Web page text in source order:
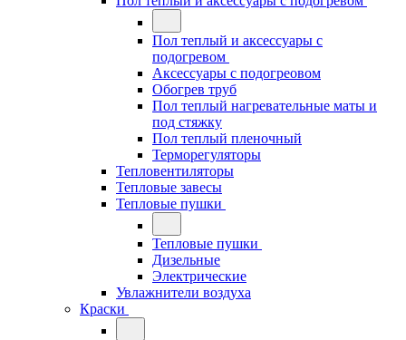
Пол теплый и аксессуары с
подогревом
Аксессуары с подогреовом
Обогрев труб
Пол теплый нагревательные маты и
под стяжку
Пол теплый пленочный
Терморегуляторы
Тепловентиляторы
Тепловые завесы
Тепловые пушки
Тепловые пушки
Дизельные
Электрические
Увлажнители воздуха
Краски